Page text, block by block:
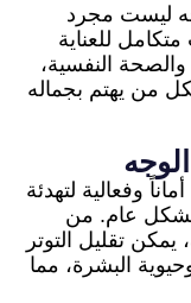
ليست مجرد
للعناية
والصحة النفسية،
من يهتم بجماله
وفعالية لتهدئة
عام. من
تقليل التوتر
البشرة، مما